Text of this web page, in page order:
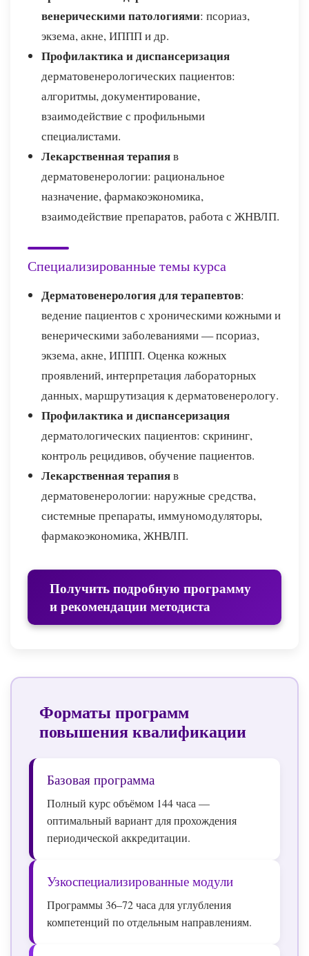
венерическими патологиями: псориаз,
экзема, акне, ИППП и др.
Профилактика и диспансеризация
дерматовенерологических пациентов:
алгоритмы, документирование,
взаимодействие с профильными
специалистами.
Лекарственная терапияв
дерматовенерологии: рациональное
назначение, фармакоэкономика,
взаимодействие препаратов, работа с ЖНВЛП.
Специализированные темы курса
Дерматовенерология для терапевтов:
ведение пациентов с хроническими кожными и
венерическими заболеваниями — псориаз,
экзема, акне, ИППП. Оценка кожных
проявлений, интерпретация лабораторных
данных, маршрутизация к дерматовенерологу.
Профилактика и диспансеризация
дерматологических пациентов: скрининг,
контроль рецидивов, обучение пациентов.
Лекарственная терапияв
дерматовенерологии: наружные средства,
системные препараты, иммуномодуляторы,
фармакоэкономика, ЖНВЛП.
Получить подробную программу
и рекомендации методиста
Форматы программ
повышения квалификации
Базовая программа
Полный курс объёмом 144 часа —
оптимальный вариант для прохождения
периодической аккредитации.
Узкоспециализированные модули
Программы 36–72 часа для углубления
компетенций по отдельным направлениям.